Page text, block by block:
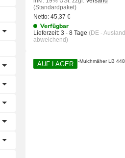
(Standardpaket)
Netto: 45,37 €
Verfügbar
Lieferzeit: 3 - 8 Tage (DE - Ausland
abweichend)
AUF LAGER